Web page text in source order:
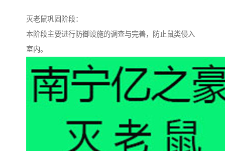
灭老鼠巩固阶段：
本阶段主要进行防御设施的调查与完善，防止鼠类侵入
室内。